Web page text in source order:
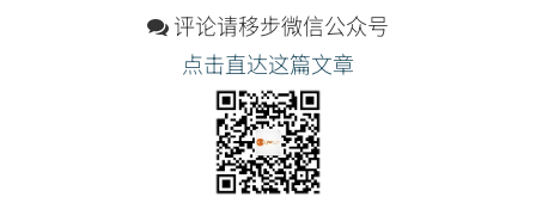
评论请移步微信公众号
点击直达这篇文章